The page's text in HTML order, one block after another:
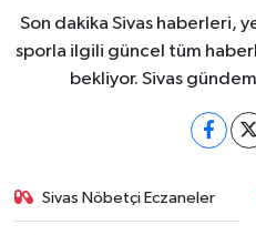
Son dakika Sivas haberleri,
sporla ilgili güncel tüm
bekliyor. Sivas
Sivas Nöbetçi Eczaneler